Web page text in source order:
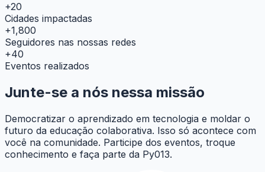
+20
Cidades impactadas
+1,800
Seguidores nas nossas redes
+40
Eventos realizados
Junte-se a nós nessa missão
Democratizar o aprendizado em tecnologia e moldar o
futuro da educação colaborativa. Isso só acontece com
você na comunidade. Participe dos eventos, troque
conhecimento e faça parte da Py013.